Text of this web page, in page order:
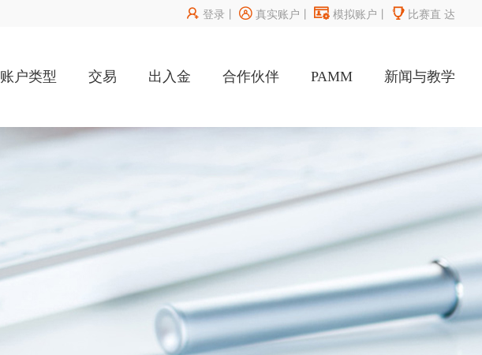
 登录 丨 真实账户  模拟账户  比赛直 达
账户类型 交易 出入金 合作伙伴 PAMM 新闻与教学